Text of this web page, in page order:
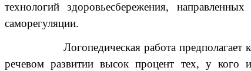
технологий здоровьесбережения,
саморегуляции.
Логопедическая работа предполагает
речевом развитии высок процент тех, у